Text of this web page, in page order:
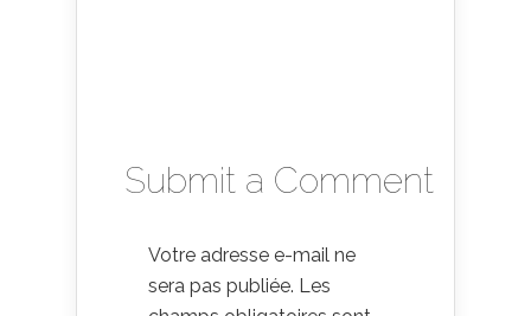
Submit a Comment
Votre adresse e-mail ne
sera pas publiée. Les